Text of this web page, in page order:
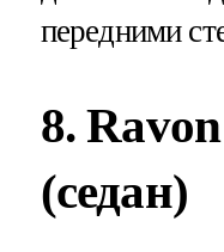
передними
8.
(седан)